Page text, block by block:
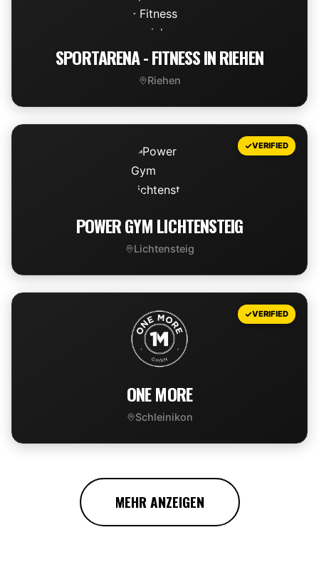
SPORTARENA - FITNESS IN RIEHEN
Riehen
VIEW DEAL
VERIFIED
POWER GYM LICHTENSTEIG
Lichtensteig
VIEW DEAL
VERIFIED
ONE MORE
Schleinikon
MEHR ANZEIGEN